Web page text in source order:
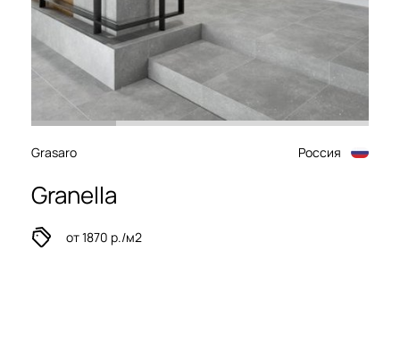
Grasaro Россия
Granella
от 1870 р./м2